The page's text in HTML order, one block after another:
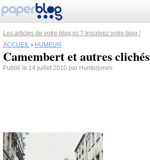
Les articles de votre blog ici ? Inscrivez votre blog !
ACCUEIL › HUMEUR
Camembert et autres clichés
Publié le 14 juillet 2010 par Hunterjones